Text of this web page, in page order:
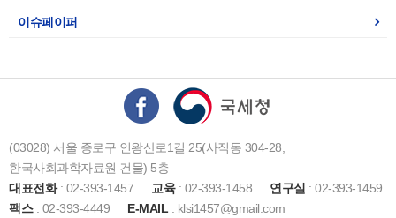
이슈페이퍼
(03028) 서울 종로구 인왕산로1길 25(사직동 304-28,
한국사회과학자료원 건물) 5층
대표전화: 02-393-1457 교육: 02-393-1458 연구실 : 02-393-1459
팩스: 02-393-4449 E-MAIL : klsi1457@gmail.com